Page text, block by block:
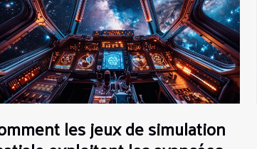
les jeux de simulation